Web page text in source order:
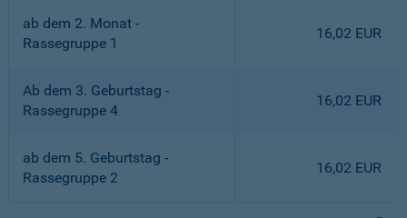
ab dem 2. Monat -
Rassegruppe 1
16,02 EUR
Ab dem 3. Geburtstag -
Rassegruppe 4
16,02 EUR
ab dem 5. Geburtstag -
Rassegruppe 2
16,02 EUR